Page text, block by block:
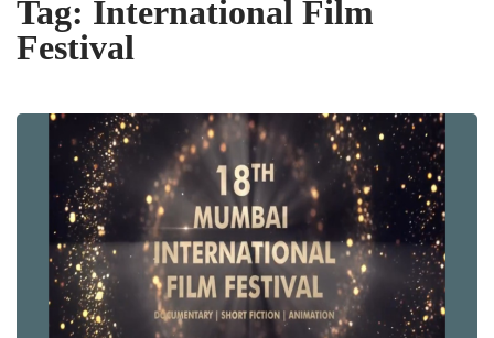
Tag: International Film
Festival